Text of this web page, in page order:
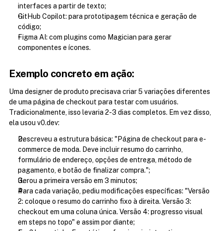
interfaces a partir de texto;
GitHub Copilot: para prototipagem técnica e geração de
código;
Figma AI: com plugins como Magician para gerar
componentes e ícones.
Exemplo concreto em ação:
Uma designer de produto precisava criar 5 variações diferentes
de uma página de checkout para testar com usuários.
Tradicionalmente, isso levaria 2-3 dias completos. Em vez disso,
ela usou v0.dev:
Descreveu a estrutura básica: "Página de checkout para e-
commerce de moda. Deve incluir resumo do carrinho,
formulário de endereço, opções de entrega, método de
pagamento, e botão de finalizar compra.";
Gerou a primeira versão em 3 minutos;
Para cada variação, pediu modificações específicas: "Versão
2: coloque o resumo do carrinho fixo à direita. Versão 3:
checkout em uma coluna única. Versão 4: progresso visual
em steps no topo" e assim por diante;